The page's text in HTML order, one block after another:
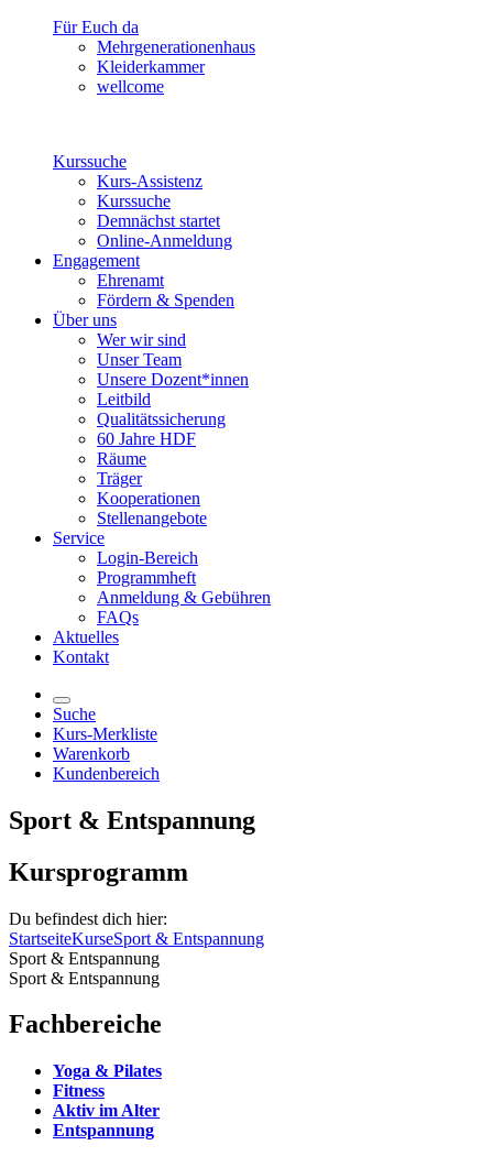
Für Euch da
Mehrgenerationenhaus
Kleiderkammer
wellcome
Kurssuche
Kurs-Assistenz
Kurssuche
Demnächst startet
Online-Anmeldung
Engagement
Ehrenamt
Fördern & Spenden
Über uns
Wer wir sind
Unser Team
Unsere Dozent*innen
Leitbild
Qualitätssicherung
60 Jahre HDF
Räume
Träger
Kooperationen
Stellenangebote
Service
Login-Bereich
Programmheft
Anmeldung & Gebühren
FAQs
Aktuelles
Kontakt
Suche
Kurs-Merkliste
Warenkorb
Kundenbereich
Sport & Entspannung
Kursprogramm
Du befindest dich hier:
StartseiteKurseSport & Entspannung
Sport & Entspannung
Sport & Entspannung
Fachbereiche
Yoga & Pilates
Fitness
Aktiv im Alter
Entspannung